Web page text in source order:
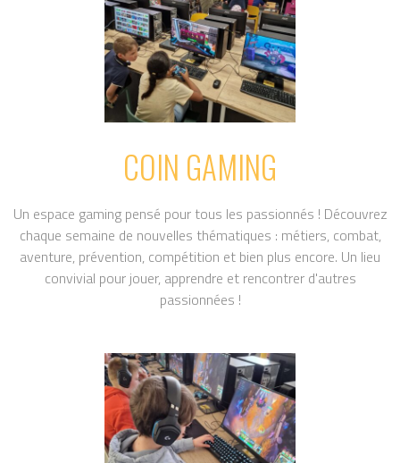
COIN GAMING
Un espace gaming pensé pour tous les passionnés ! Découvrez
chaque semaine de nouvelles thématiques : métiers, combat,
aventure, prévention, compétition et bien plus encore. Un lieu
convivial pour jouer, apprendre et rencontrer d'autres
passionnées !